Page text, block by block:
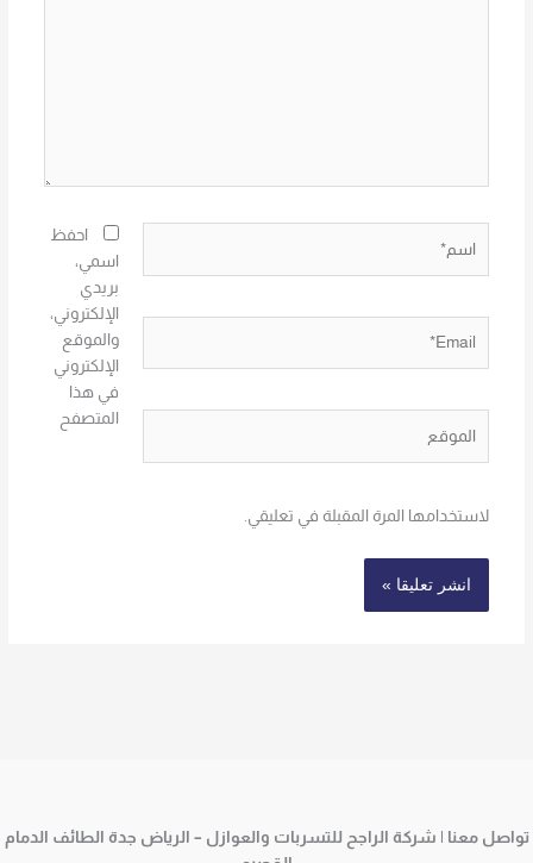
احفظ
اسمي،
بريدي
الإلكتروني،
والموقع
الإلكتروني
في هذا
المتصفح
لاستخدامها المرة المقبلة في تعليقي.
تواصل معنا | شركة الراجح للتسربات والعوازل – الرياض جدة الطائف الدمام